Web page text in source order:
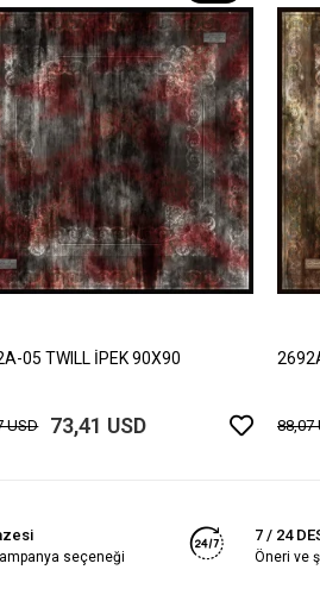
05 TWILL İPEK 90X90
USD 73,41 USD 88,07
seçeneği
7 / 24
Öneri ve